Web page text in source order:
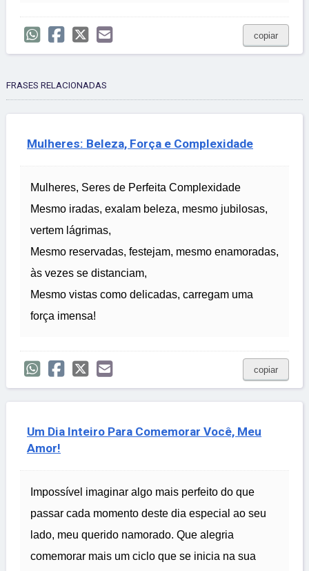
copiar
FRASES RELACIONADAS
Mulheres: Beleza, Força e Complexidade
Mulheres, Seres de Perfeita Complexidade
Mesmo iradas, exalam beleza, mesmo jubilosas,
vertem lágrimas,
Mesmo reservadas, festejam, mesmo enamoradas,
às vezes se distanciam,
Mesmo vistas como delicadas, carregam uma
força imensa!
copiar
Um Dia Inteiro Para Comemorar Você, Meu
Amor!
Impossível imaginar algo mais perfeito do que
passar cada momento deste dia especial ao seu
lado, meu querido namorado. Que alegria
comemorar mais um ciclo que se inicia na sua